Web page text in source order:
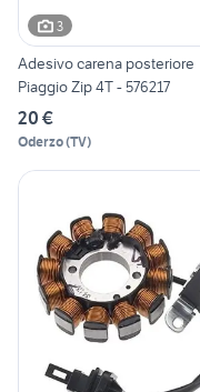
3
Adesivo carena posteriore
Piaggio Zip 4T - 576217
20 €
Oderzo(TV)